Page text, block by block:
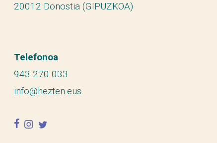
20012 Donostia (GIPUZKOA)
Telefonoa
943 270 033
info@hezten.eus
facebook
instagram
twitter